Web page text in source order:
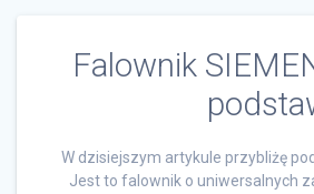
Falownik
W dzisiejszym artykule przybliżę
Jest to falownik o uniwersalnych